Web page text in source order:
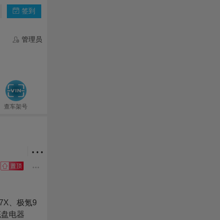
签到
管理员
查车架号
• • •
、极氪9
电器